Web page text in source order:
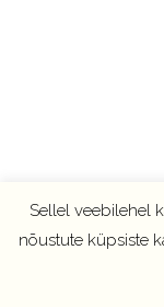
Sellel veebilehel
nõustute küpsiste